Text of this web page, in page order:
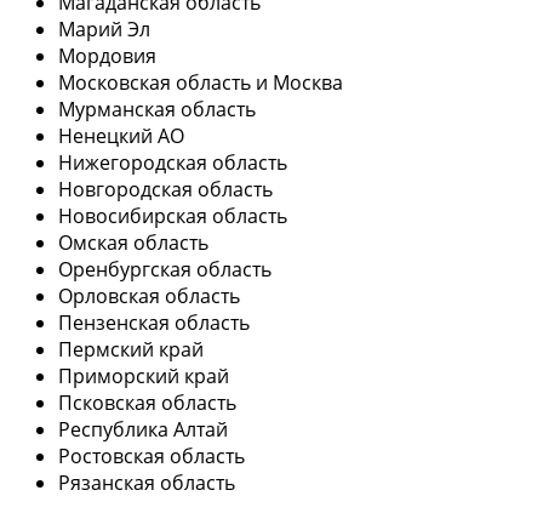
Марий Эл
Мордовия
Московская область и Москва
Мурманская область
Ненецкий АО
Нижегородская область
Новгородская область
Новосибирская область
Омская область
Оренбургская область
Орловская область
Пензенская область
Пермский край
Приморский край
Псковская область
Республика Алтай
Ростовская область
Рязанская область